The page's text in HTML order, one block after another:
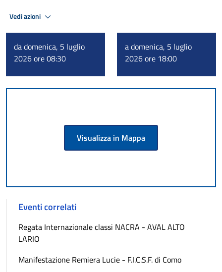
Vedi azioni
da domenica, 5 luglio
2026 ore 08:30
a domenica, 5 luglio
2026 ore 18:00
Visualizza in Mappa
Eventi correlati
Regata Internazionale classi NACRA - AVAL ALTO
LARIO
Manifestazione Remiera Lucie - F.I.C.S.F. di Como